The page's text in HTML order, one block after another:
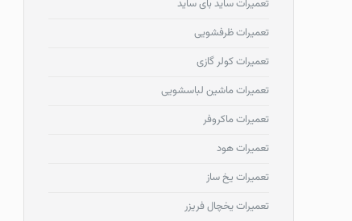
تعمیرات ساید بای ساید
تعمیرات ظرفشویی
تعمیرات کولر گازی
تعمیرات ماشین لباسشویی
تعمیرات ماکروفر
تعمیرات هود
تعمیرات یخ ساز
تعمیرات یخچال فریزر